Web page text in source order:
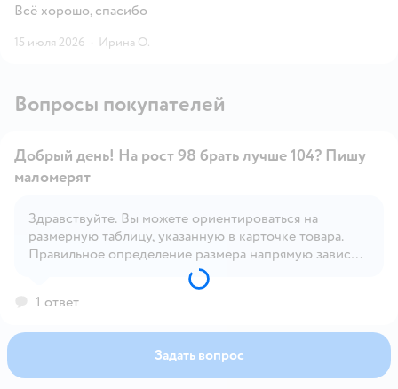
Всё хорошо, спасибо
15 июля 2026 · Ирина О.
Вопросы покупателей
Открыть вопрос
Добрый день! На рост 98 брать лучше 104? Пишу
маломерят
Здравствуйте. Вы можете ориентироваться на
размерную таблицу, указанную в карточке товара.
Правильное определение размера напрямую зависит
от индивидуальных особенностей ребёнка.
1 ответ
Задать вопрос